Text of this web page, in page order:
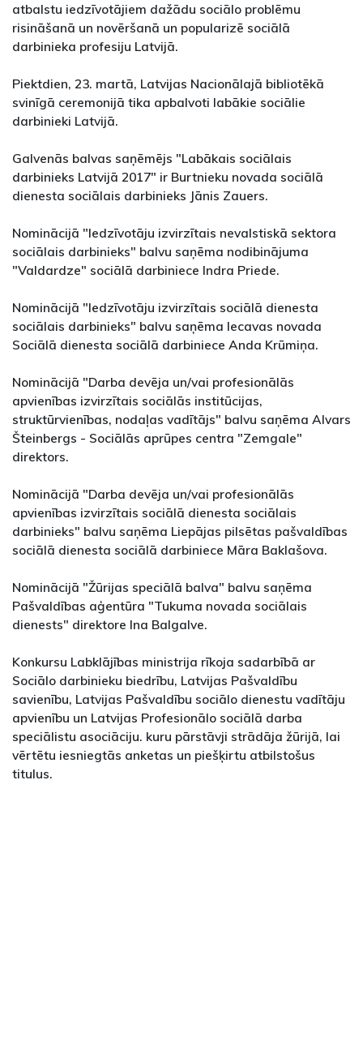
atbalstu iedzīvotājiem dažādu sociālo problēmu
risināšanā un novēršanā un popularizē sociālā
darbinieka profesiju Latvijā.
Piektdien, 23. martā, Latvijas Nacionālajā bibliotēkā
svinīgā ceremonijā tika apbalvoti labākie sociālie
darbinieki Latvijā.
Galvenās balvas saņēmējs "Labākais sociālais
darbinieks Latvijā 2017" ir Burtnieku novada sociālā
dienesta sociālais darbinieks Jānis Zauers.
Nominācijā "Iedzīvotāju izvirzītais nevalstiskā sektora
sociālais darbinieks" balvu saņēma nodibinājuma
"Valdardze" sociālā darbiniece Indra Priede.
Nominācijā "Iedzīvotāju izvirzītais sociālā dienesta
sociālais darbinieks" balvu saņēma Iecavas novada
Sociālā dienesta sociālā darbiniece Anda Krūmiņa.
Nominācijā "Darba devēja un/vai profesionālās
apvienības izvirzītais sociālās institūcijas,
struktūrvienības, nodaļas vadītājs" balvu saņēma Alvars
Šteinbergs - Sociālās aprūpes centra "Zemgale"
direktors.
Nominācijā "Darba devēja un/vai profesionālās
apvienības izvirzītais sociālā dienesta sociālais
darbinieks" balvu saņēma Liepājas pilsētas pašvaldības
sociālā dienesta sociālā darbiniece Māra Baklašova.
Nominācijā "Žūrijas speciālā balva" balvu saņēma
Pašvaldības aģentūra "Tukuma novada sociālais
dienests" direktore Ina Balgalve.
Konkursu Labklājības ministrija rīkoja sadarbībā ar
Sociālo darbinieku biedrību, Latvijas Pašvaldību
savienību, Latvijas Pašvaldību sociālo dienestu vadītāju
apvienību un Latvijas Profesionālo sociālā darba
speciālistu asociāciju. kuru pārstāvji strādāja žūrijā, lai
vērtētu iesniegtās anketas un piešķirtu atbilstošus
titulus.